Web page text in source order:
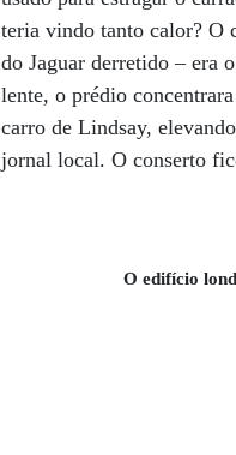
teria vindo tanto calor? O
do Jaguar derretido – era
lente, o prédio
carro de Lindsay,
jornal local. O conserto
O edifício